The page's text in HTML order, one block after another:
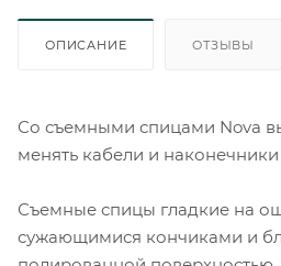
ОПИСАНИЕ ОТЗЫВЫ
Со съемными спицами Nova
менять кабели и наконечники
Съемные спицы гладкие на
сужающимися кончиками и